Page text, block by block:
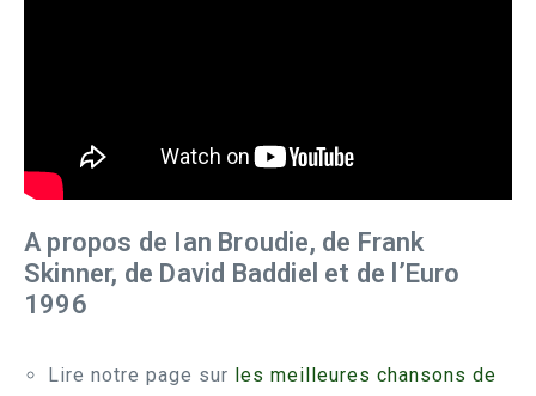
A propos de Ian Broudie, de Frank
Skinner, de David Baddiel et de l’Euro
1996
Lire notre page sur les meilleures chansons de